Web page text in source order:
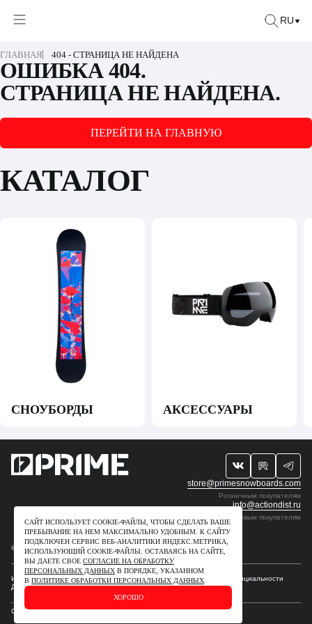
RU
ГЛАВНАЯ 404 - СТРАНИЦА НЕ НАЙДЕНА
ОШИБКА 404.
СТРАНИЦА НЕ НАЙДЕНА.
ПЕРЕЙТИ НА ГЛАВНУЮ
КАТАЛОГ
СНОУБОРДЫ АКСЕССУАРЫ
САЙТ ИСПОЛЬЗУЕТ COOKIE-ФАЙЛЫ, ЧТОБЫ СДЕЛАТЬ ВАШЕ
ПРЕБЫВАНИЕ НА НЕМ МАКСИМАЛЬНО УДОБНЫМ. К САЙТУ
ПОДКЛЮЧЕН СЕРВИС ВЕБ-АНАЛИТИКИ ЯНДЕКС.МЕТРИКА,
ИСПОЛЬЗУЮЩИЙ СOOKIE-ФАЙЛЫ. ОСТАВАЯСЬ НА САЙТЕ,
ВЫ ДАЕТЕ СВОЕ СОГЛАСИЕ НА ОБРАБОТКУ
ПЕРСОНАЛЬНЫХ ДАННЫХ В ПОРЯДКЕ, УКАЗАННОМ
В ПОЛИТИКЕ ОБРАБОТКИ ПЕРСОНАЛЬНЫХ ДАННЫХ
ХОРОШО
store@primesnowboards.com
Розничным покупателям
info@actiondist.ru
Оптовым покупателям
© 2009-2026. ИП Рудчик Ю.В. Все права защищены.
Интеллектуальные праваДля правообладателейПолитика конфиденциальности
Договор–оферта
Сделано в